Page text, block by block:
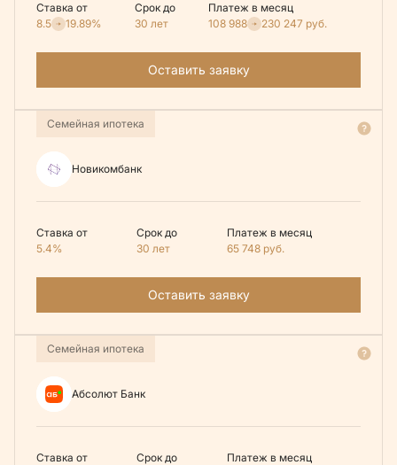
Ставка от
8.5
19.89%
Срок до
30 лет
Платеж в месяц
108 988
230 247 руб.
Оставить заявку
Семейная ипотека
Новикомбанк
Ставка от
5.4%
Срок до
30 лет
Платеж в месяц
65 748 руб.
Оставить заявку
Семейная ипотека
Абсолют Банк
Ставка от
Срок до
Платеж в месяц